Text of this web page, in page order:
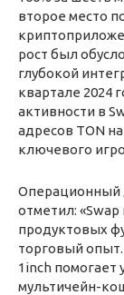
второе место
рост был
глубокой
квартале 2024
активности в
адресов TON
ключевого
Операционный
отметил:
продуктовых
торговый опыт.
1inch помогает
мультичейн-